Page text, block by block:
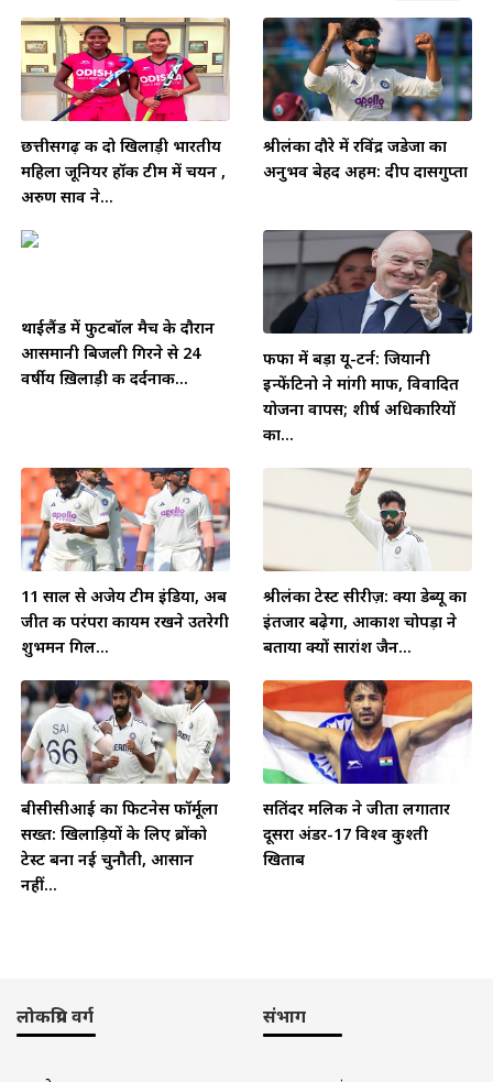
छत्तीसगढ़ की दो खिलाड़ी भारतीय
महिला जूनियर हॉकी टीम में चयन ,
अरुण साव ने...
श्रीलंका दौरे में रविंद्र जडेजा का
अनुभव बेहद अहम: दीप दासगुप्ता
थाईलैंड में फुटबॉल मैच के दौरान
आसमानी बिजली गिरने से 24
वर्षीय ख़िलाड़ी की दर्दनाक...
फीफा में बड़ा यू-टर्न: जियानी
इन्फेंटिनो ने मांगी माफी, विवादित
योजना वापस; शीर्ष अधिकारियों
का...
11 साल से अजेय टीम इंडिया, अब
जीत की परंपरा कायम रखने उतरेगी
शुभमन गिल...
श्रीलंका टेस्ट सीरीज़: क्या डेब्यू का
इंतजार बढ़ेगा, आकाश चोपड़ा ने
बताया क्यों सारांश जैन...
बीसीसीआई का फिटनेस फॉर्मूला
सख्त: खिलाड़ियों के लिए ब्रोंको
टेस्ट बना नई चुनौती, आसान
नहीं...
सतिंदर मलिक ने जीता लगातार
दूसरा अंडर-17 विश्व कुश्ती
खिताब
लोकप्रिय वर्ग संभाग